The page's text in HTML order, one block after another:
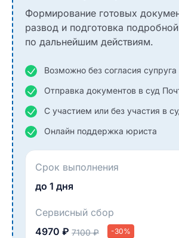
Формирование готовых
развод и подготовка
по дальнейшим действиям.
Возможно без согласия супруга
Отправка документов в суд
С участием или без участия в
Онлайн поддержка юриста
Срок выполнения
до 1 дня
Сервисный сбор
4970 ₽ 7100 ₽ -30%